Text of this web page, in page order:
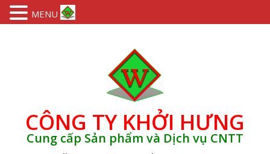
CÔNG TY KHỞI HƯNG
Cung cấp Sản phẩm và Dịch vụ CNTT
MENU